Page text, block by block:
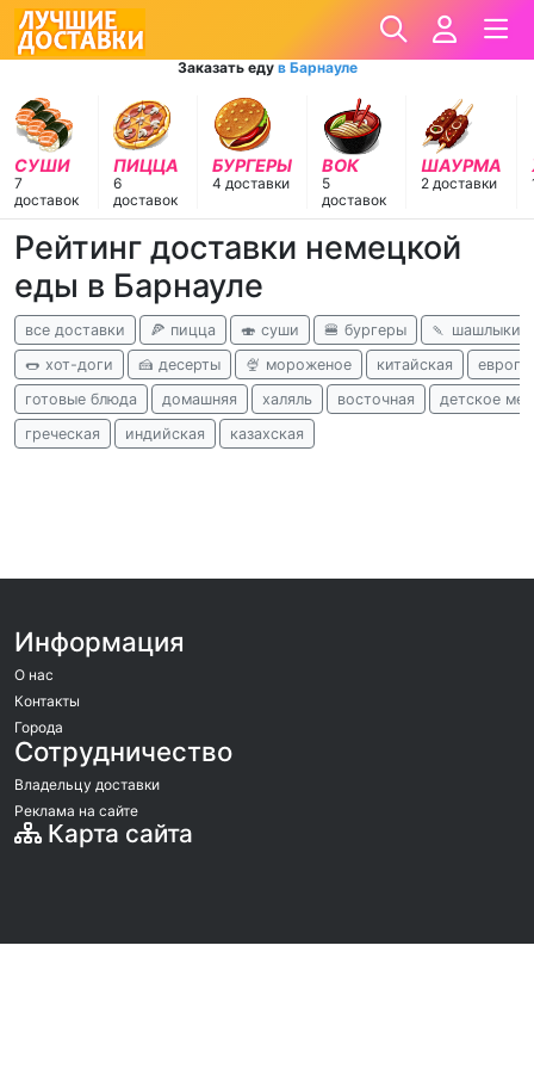
Заказать еду в Барнауле
СУШИ
7
доставок
ПИЦЦА
6
доставок
БУРГЕРЫ
4 доставки
ВОК
5
доставок
ШАУРМА
2 доставки
Рейтинг доставки немецкой
еды в Барнауле
все доставки 🍕 пицца 🍣 суши 🍔 бургеры
🍡 шашлыки
🌭 хот-доги
🍰 десерты 🍨 мороженое китайская
готовые блюда
домашняя халяль восточная
детское
греческая
индийская казахская
Информация
О нас
Контакты
Города
Сотрудничество
Владельцу доставки
Реклама на сайте
Карта сайта